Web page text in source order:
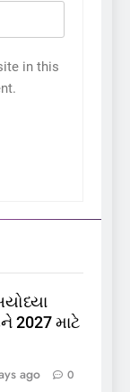
in this
2027 માટે
ago 0
પાંચ
બચાવ, 2